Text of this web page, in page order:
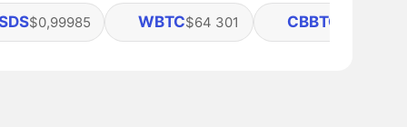
$0,99985 WBTC$64 301 CBBTC